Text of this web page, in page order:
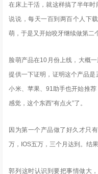
在床上干活，就这样搞了半年
说说，每天一百到两百个人下
萌，于是又开始咬牙继续做第二
脸萌产品在10月份上线，大概
提供一下证明，证明这个产品是
小米、苹果、91助手也开始推
感觉，这个东西“有点火”了。
因为第一个产品做了好久才只
万，IOS五万，三个月达到。结
郭列这时认识到要把事情做大